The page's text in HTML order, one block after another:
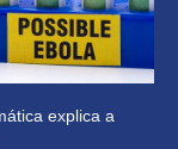
explica a